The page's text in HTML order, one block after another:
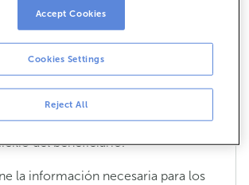
necesario incluir la
beneficiario en el envío
países?
del Reglamento UE
envíos de fondos emitidos a
no pertenecientes a la Unión Europa,
Australia o Canadá, es necesario
del beneficiario.
la información necesaria para los
Reject All
Cookies Settings
Accept Cookies